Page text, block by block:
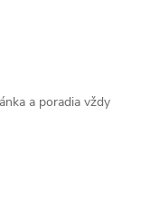
a poradia vždy